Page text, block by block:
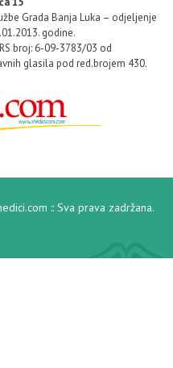
Grada Banja Luka – odjeljenje
godine.
broj: 6-09-3783/03 od
glasila pod red.brojem 430.
:: Sva prava zadržana.